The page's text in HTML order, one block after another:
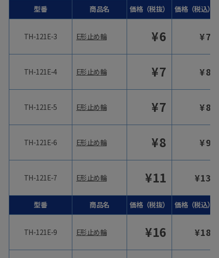
型番
TH-121E-3
TH-121E-4
TH-121E-5
TH-121E-6
TH-121E-7
型番
TH-121E-9
商品名 価格（税抜） 価格（税込）
E形止め輪 ¥6 ¥7
E形止め輪 ¥7 ¥8
E形止め輪 ¥7 ¥8
E形止め輪 ¥8 ¥9
E形止め輪 ¥11 ¥13
商品名 価格（税抜） 価格（税込）
E形止め輪 ¥16 ¥18